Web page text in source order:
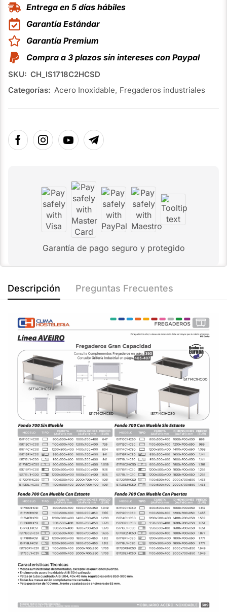
Entrega en 5 días hábiles
Garantía Estándar
Garantía Premium
Compra a 3 plazos sin intereses con Paypal
SKU: CH_IS1718C2HCSD
Categorías: Acero Inoxidable, Fregaderos industriales
Garantía de pago seguro y protegido
Descripción Preguntas Frecuentes